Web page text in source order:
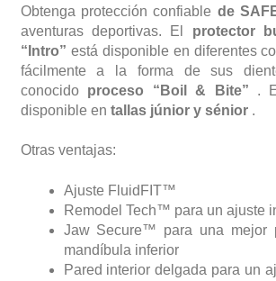
Obtenga protección confiable de
aventuras deportivas. El protector
“Intro” está disponible en diferentes
fácilmente a la forma de sus
conocido proceso “Boil & Bite” .
disponible en tallas júnior y sénior.
Otras ventajas:
Ajuste FluidFIT™
Remodel Tech™ para un ajuste
Jaw Secure™ para una mejor
mandíbula inferior
Pared interior delgada para un